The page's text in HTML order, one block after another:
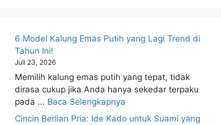
6 Model Kalung Emas Putih yang Lagi Trend di
Tahun Ini!
Juli 23, 2026
Memilih kalung emas putih yang tepat, tidak
dirasa cukup jika Anda hanya sekedar terpaku
pada ... Baca Selengkapnya
Cincin Berlian Pria: Ide Kado untuk Suami yang